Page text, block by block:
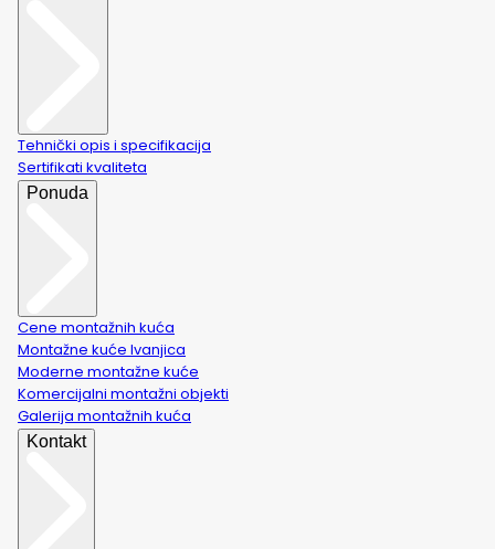
Tehnički opis i specifikacija
Sertifikati kvaliteta
Ponuda
Cene montažnih kuća
Montažne kuće Ivanjica
Moderne montažne kuće
Komercijalni montažni objekti
Galerija montažnih kuća
Kontakt